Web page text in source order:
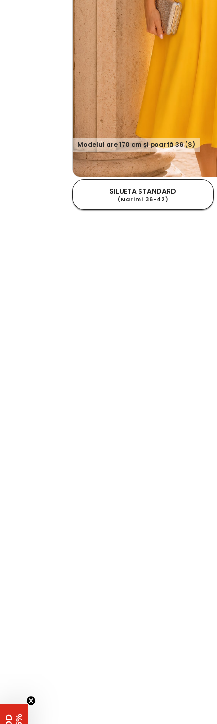
Modelul are170cm și poartă36 (S)
SILUETA STANDARD
(Marimi 36-42)